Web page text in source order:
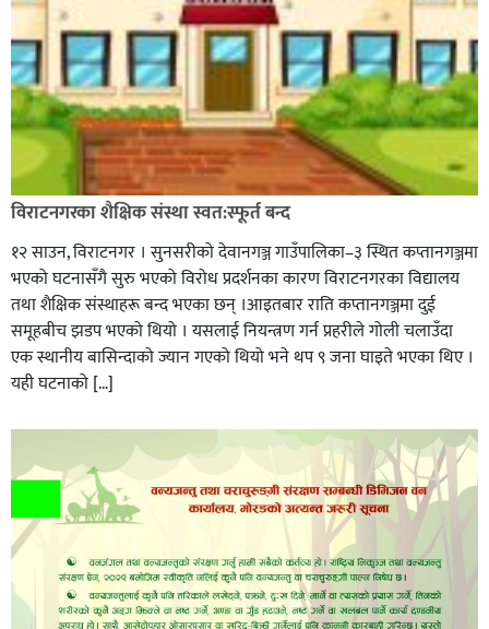
विराटनगरका शैक्षिक संस्था स्वत:स्फूर्त बन्द
१२ साउन, विराटनगर । सुनसरीको देवानगञ्ज गाउँपालिका–३ स्थित कप्तानगञ्जमा
भएको घटनासँगै सुरु भएको विरोध प्रदर्शनका कारण विराटनगरका विद्यालय
तथा शैक्षिक संस्थाहरू बन्द भएका छन् ।आइतबार राति कप्तानगञ्जमा दुई
समूहबीच झडप भएको थियो । यसलाई नियन्त्रण गर्न प्रहरीले गोली चलाउँदा
एक स्थानीय बासिन्दाको ज्यान गएको थियो भने थप ९ जना घाइते भएका थिए ।
यही घटनाको […]